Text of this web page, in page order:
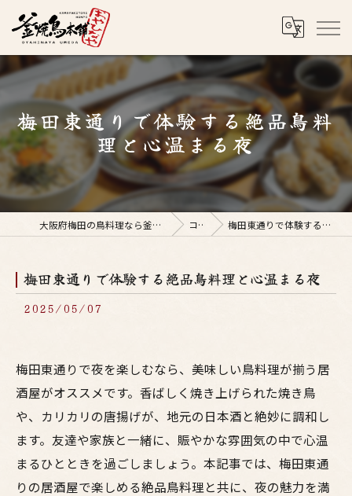
梅田東通りで体験する絶品鳥料
理と心温まる夜
大阪府梅田の鳥料理なら釜焼鳥本舗おやひなや 梅田店 コラム 梅田東通りで体験する絶品鳥料理と心温まる夜
梅田東通りで体験する絶品鳥料理と心温まる夜
2025/05/07
梅田東通りで夜を楽しむなら、美味しい鳥料理が揃う居
酒屋がオススメです。香ばしく焼き上げられた焼き鳥
や、カリカリの唐揚げが、地元の日本酒と絶妙に調和し
ます。友達や家族と一緒に、賑やかな雰囲気の中で心温
まるひとときを過ごしましょう。本記事では、梅田東通
りの居酒屋で楽しめる絶品鳥料理と共に、夜の魅力を満